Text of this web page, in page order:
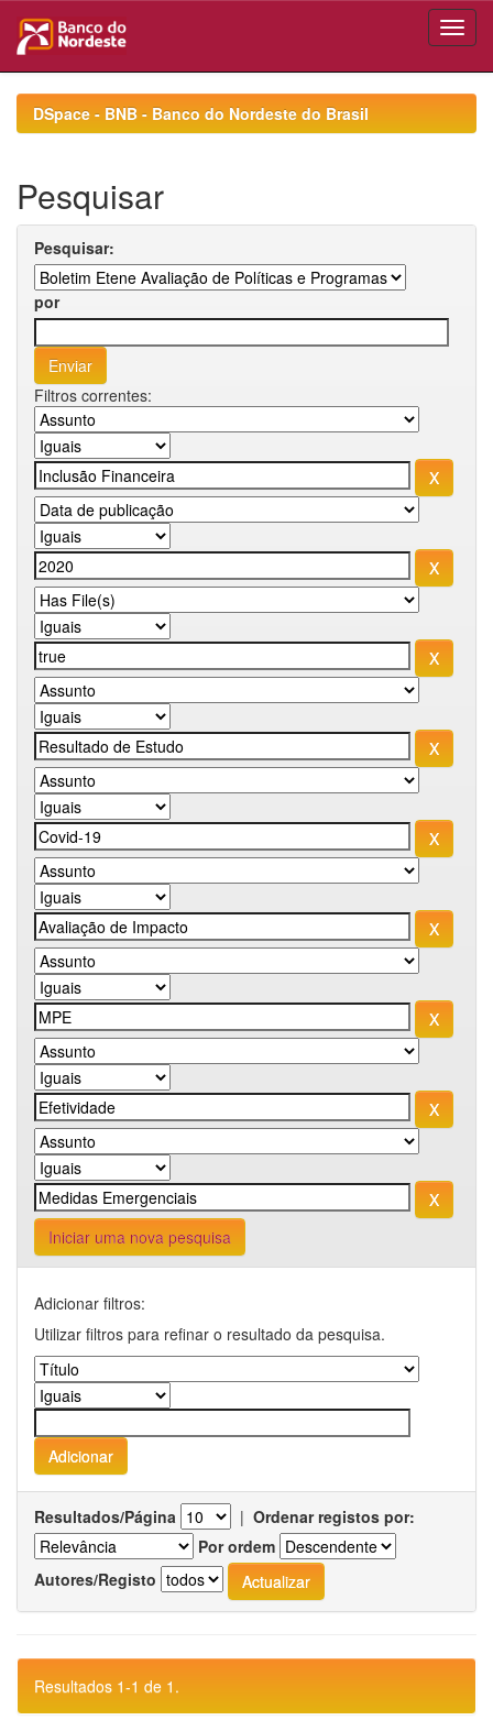
navigationDSpace - BNB - Banco do Nordeste do Brasil
Pesquisar
Pesquisar:
por
Filtros correntes:
Iniciar uma nova pesquisa
Adicionar filtros:
Utilizar filtros para refinar o resultado da pesquisa.
Resultados/Página | Ordenar registos por:
Por ordem
Autores/Registo
Resultados 1-1 de 1.